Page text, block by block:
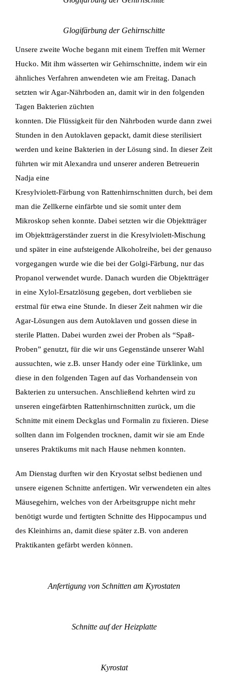
Glogifärbung der Gehirnschitte
Unsere zweite Woche begann mit einem Treffen mit Werner
Hucko. Mit ihm wässerten wir Gehirnschnitte, indem wir ein
ähnliches Verfahren anwendeten wie am Freitag. Danach
setzten wir Agar-Nährboden an, damit wir in den folgenden
Tagen Bakterien züchten
konnten. Die Flüssigkeit für den Nährboden wurde dann zwei
Stunden in den Autoklaven gepackt, damit diese sterilisiert
werden und keine Bakterien in der Lösung sind. In dieser Zeit
führten wir mit Alexandra und unserer anderen Betreuerin
Nadja eine
Kresylviolett-Färbung von Rattenhirnschnitten durch, bei dem
man die Zellkerne einfärbte und sie somit unter dem
Mikroskop sehen konnte. Dabei setzten wir die Objektträger
im Objektträgerständer zuerst in die Kresylviolett-Mischung
und später in eine aufsteigende Alkoholreihe, bei der genauso
vorgegangen wurde wie die bei der Golgi-Färbung, nur das
Propanol verwendet wurde. Danach wurden die Objektträger
in eine Xylol-Ersatzlösung gegeben, dort verblieben sie
erstmal für etwa eine Stunde. In dieser Zeit nahmen wir die
Agar-Lösungen aus dem Autoklaven und gossen diese in
sterile Platten. Dabei wurden zwei der Proben als “Spaß-
Proben” genutzt, für die wir uns Gegenstände unserer Wahl
aussuchten, wie z.B. unser Handy oder eine Türklinke, um
diese in den folgenden Tagen auf das Vorhandensein von
Bakterien zu untersuchen. Anschließend kehrten wird zu
unseren eingefärbten Rattenhirnschnitten zurück, um die
Schnitte mit einem Deckglas und Formalin zu fixieren. Diese
sollten dann im Folgenden trocknen, damit wir sie am Ende
unseres Praktikums mit nach Hause nehmen konnten.
Am Dienstag durften wir den Kryostat selbst bedienen und
unsere eigenen Schnitte anfertigen. Wir verwendeten ein altes
Mäusegehirn, welches von der Arbeitsgruppe nicht mehr
benötigt wurde und fertigten Schnitte des Hippocampus und
des Kleinhirns an, damit diese später z.B. von anderen
Praktikanten gefärbt werden können.
Anfertigung von Schnitten am Kyrostaten
Schnitte auf der Heizplatte
Kyrostat